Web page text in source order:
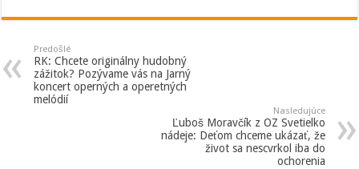
Predošlé
RK: Chcete originálny hudobný
zážitok? Pozývame vás na Jarný
koncert operných a operetných
melódií
Nasledujúce
Ľuboš Moravčík z OZ Svetielko
nádeje: Deťom chceme ukázať, že
život sa nescvrkol iba do
ochorenia